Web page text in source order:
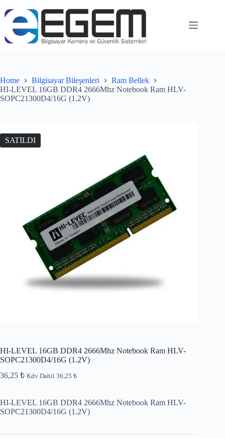
Home Bilgisayar Bileşenleri
Ram Bellek
HI-LEVEL 16GB DDR4 2666Mhz Notebook Ram HLV-
SOPC21300D4/16G (1.2V)
SATILDI
HI-LEVEL 16GB DDR4 2666Mhz Notebook Ram HLV-
SOPC21300D4/16G (1.2V)
36,25 ₺ Kdv Dahil 36,25 ₺
HI-LEVEL 16GB DDR4 2666Mhz Notebook Ram HLV-
SOPC21300D4/16G (1.2V)